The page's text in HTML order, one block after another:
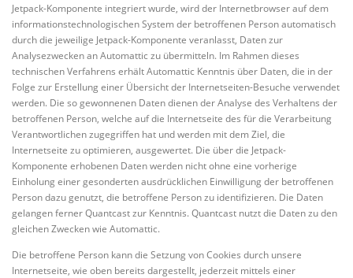
Jetpack-Komponente integriert wurde, wird der Internetbrowser auf dem
informationstechnologischen System der betroffenen Person automatisch
durch die jeweilige Jetpack-Komponente veranlasst, Daten zur
Analysezwecken an Automattic zu übermitteln. Im Rahmen dieses
technischen Verfahrens erhält Automattic Kenntnis über Daten, die in der
Folge zur Erstellung einer Übersicht der Internetseiten-Besuche verwendet
werden. Die so gewonnenen Daten dienen der Analyse des Verhaltens der
betroffenen Person, welche auf die Internetseite des für die Verarbeitung
Verantwortlichen zugegriffen hat und werden mit dem Ziel, die
Internetseite zu optimieren, ausgewertet. Die über die Jetpack-
Komponente erhobenen Daten werden nicht ohne eine vorherige
Einholung einer gesonderten ausdrücklichen Einwilligung der betroffenen
Person dazu genutzt, die betroffene Person zu identifizieren. Die Daten
gelangen ferner Quantcast zur Kenntnis. Quantcast nutzt die Daten zu den
gleichen Zwecken wie Automattic.
Die betroffene Person kann die Setzung von Cookies durch unsere
Internetseite, wie oben bereits dargestellt, jederzeit mittels einer